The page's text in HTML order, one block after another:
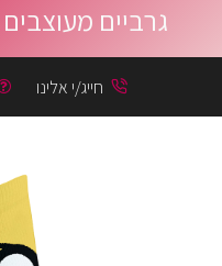
גרביים מעוצבים
חייג/י אלינו